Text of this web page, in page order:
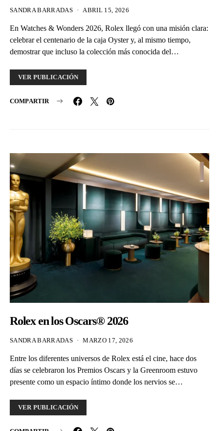
SANDRA BARRADAS ABRIL 15, 2026
En Watches & Wonders 2026, Rolex llegó con una misión clara:
celebrar el centenario de la caja Oyster y, al mismo tiempo,
demostrar que incluso la colección más conocida del…
VER PUBLICACIÓN
COMPARTIR
Rolex en los Oscars® 2026
SANDRA BARRADAS MARZO 17, 2026
Entre los diferentes universos de Rolex está el cine, hace dos
días se celebraron los Premios Oscars y la Greenroom estuvo
presente como un espacio íntimo donde los nervios se…
VER PUBLICACIÓN